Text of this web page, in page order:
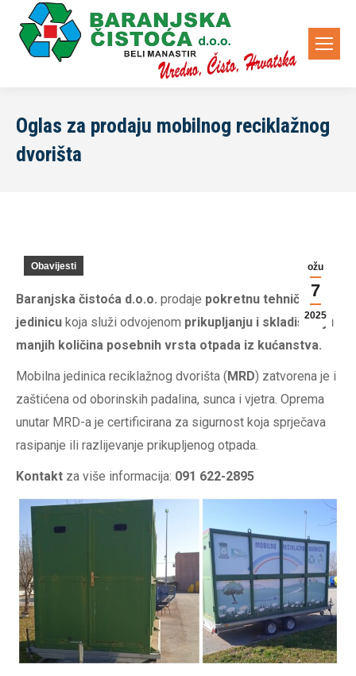
Oglas za prodaju mobilnog reciklažnog
dvorišta
ožu
7
2025
Obavijesti
Baranjska čistoća d.o.o. prodaje pokretnu tehničku
jedinicu koja služi odvojenom prikupljanju i skladištenju
manjih količina posebnih vrsta otpada iz kućanstva.
Mobilna jedinica reciklažnog dvorišta (MRD) zatvorena je i
zaštićena od oborinskih padalina, sunca i vjetra. Oprema
unutar MRD-a je certificirana za sigurnost koja sprječava
rasipanje ili razlijevanje prikupljenog otpada.
Kontakt za više informacija: 091 622-2895